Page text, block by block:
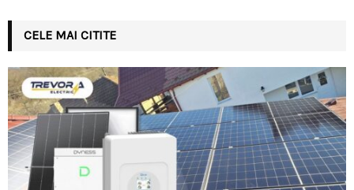
CELE MAI CITITE